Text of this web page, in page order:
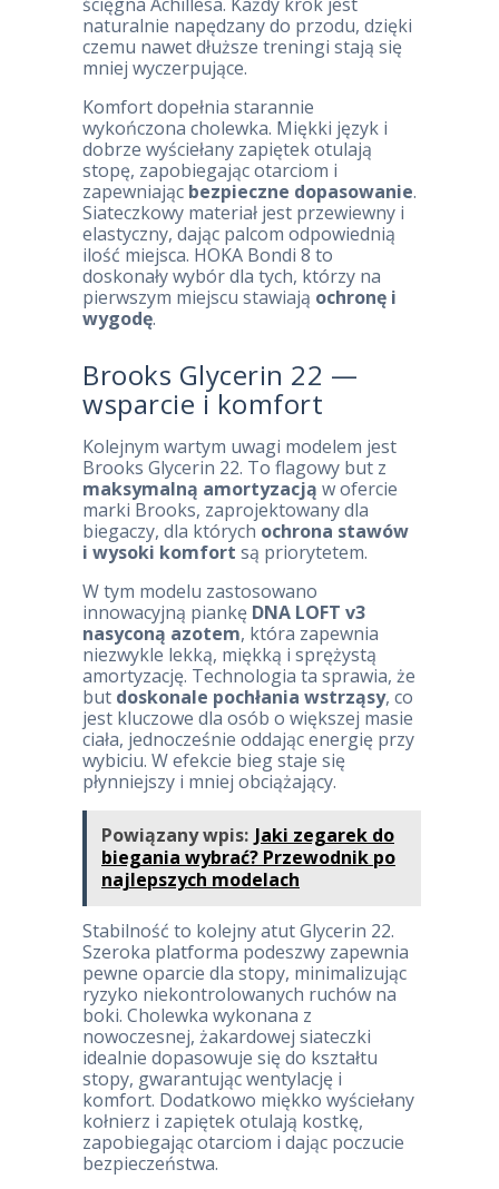
naturalnie napędzany do przodu, dzięki
czemu nawet dłuższe treningi stają się
mniej wyczerpujące.
Komfort dopełnia starannie
wykończona cholewka. Miękki język i
dobrze wyściełany zapiętek otulają
stopę, zapobiegając otarciom i
zapewniając bezpieczne dopasowanie.
Siateczkowy materiał jest przewiewny i
elastyczny, dając palcom odpowiednią
ilość miejsca. HOKA Bondi 8 to
doskonały wybór dla tych, którzy na
pierwszym miejscu stawiają ochronę i
wygodę.
Brooks Glycerin 22 —
wsparcie i komfort
Kolejnym wartym uwagi modelem jest
Brooks Glycerin 22. To flagowy but z
maksymalną amortyzacją w ofercie
marki Brooks, zaprojektowany dla
biegaczy, dla których ochrona stawów
i wysoki komfort są priorytetem.
W tym modelu zastosowano
innowacyjną piankę DNA LOFT v3
nasyconą azotem, która zapewnia
niezwykle lekką, miękką i sprężystą
amortyzację. Technologia ta sprawia, że
but doskonale pochłania wstrząsy, co
jest kluczowe dla osób o większej masie
ciała, jednocześnie oddając energię przy
wybiciu. W efekcie bieg staje się
płynniejszy i mniej obciążający.
Powiązany wpis: Jaki zegarek do
biegania wybrać? Przewodnik po
najlepszych modelach
Stabilność to kolejny atut Glycerin 22.
Szeroka platforma podeszwy zapewnia
pewne oparcie dla stopy, minimalizując
ryzyko niekontrolowanych ruchów na
boki. Cholewka wykonana z
nowoczesnej, żakardowej siateczki
idealnie dopasowuje się do kształtu
stopy, gwarantując wentylację i
komfort. Dodatkowo miękko wyściełany
kołnierz i zapiętek otulają kostkę,
zapobiegając otarciom i dając poczucie
bezpieczeństwa.